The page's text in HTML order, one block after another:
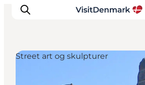
Inspirasjon
Street art og skulpturer